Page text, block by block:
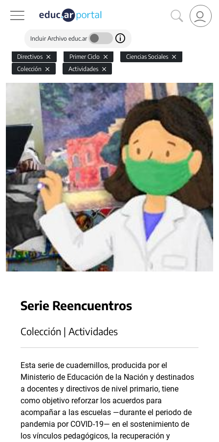
Incluir Archivo educ.ar
Directivos Primer Ciclo
Ciencias Sociales
Colección
Actividades
Serie Reencuentros
Colección | Actividades
Esta serie de cuadernillos, producida por el
Ministerio de Educación de la Nación y destinados
a docentes y directivos de nivel primario, tiene
como objetivo reforzar los acuerdos para
acompañar a las escuelas —durante el periodo de
pandemia por COVID-19— en el sostenimiento de
los vínculos pedagógicos, la recuperación y